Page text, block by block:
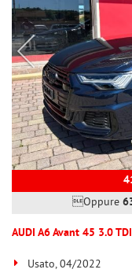
Oppure
AUDI A6 Avant 45 3.0
Usato, 04/2022